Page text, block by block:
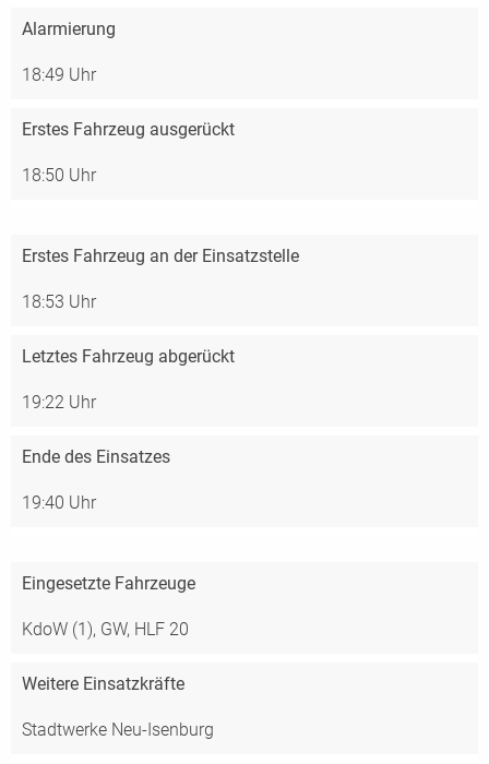
Alarmierung
18:49 Uhr
Erstes Fahrzeug ausgerückt
18:50 Uhr
Erstes Fahrzeug an der Einsatzstelle
18:53 Uhr
Letztes Fahrzeug abgerückt
19:22 Uhr
Ende des Einsatzes
19:40 Uhr
Eingesetzte Fahrzeuge
KdoW (1), GW, HLF 20
Weitere Einsatzkräfte
Stadtwerke Neu-Isenburg